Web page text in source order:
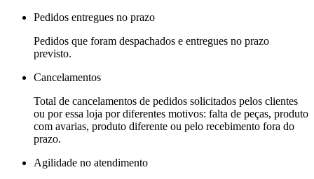
Pedidos entregues no prazo
Pedidos que foram despachados e entregues no prazo
previsto.
Cancelamentos
Total de cancelamentos de pedidos solicitados pelos clientes
ou por essa loja por diferentes motivos: falta de peças, produto
com avarias, produto diferente ou pelo recebimento fora do
prazo.
Agilidade no atendimento